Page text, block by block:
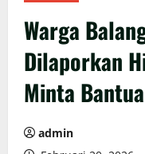
Warga
Dilaporkan
Minta
admin